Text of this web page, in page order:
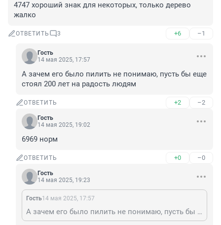
4747 хороший знак для некоторых, только дерево
жалко
ОТВЕТИТЬ 3 +6 –1
Гость
14 мая 2025, 17:57
А зачем его было пилить не понимаю, пусть бы еще
стоял 200 лет на радость людям
ОТВЕТИТЬ +2 –2
Гость
14 мая 2025, 19:02
6969 норм
ОТВЕТИТЬ +0 –0
Гость
14 мая 2025, 19:23
Гость14 мая 2025, 17:57
А зачем его было пилить не понимаю, пусть бы еще стоял 200 лет на радость людям